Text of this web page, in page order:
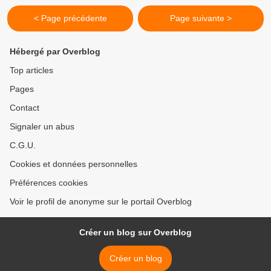
< Page précédente Page suivante >
Hébergé par Overblog
Top articles
Pages
Contact
Signaler un abus
C.G.U.
Cookies et données personnelles
Préférences cookies
Voir le profil de anonyme sur le portail Overblog
Créer un blog sur Overblog
Créer un blog